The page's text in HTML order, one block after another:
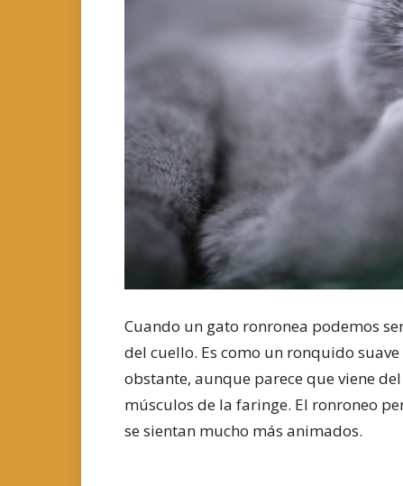
Cuando un gato ronronea podemos
del cuello. Es como un ronquido
obstante, aunque parece que viene
músculos de la faringe. El ronroneo
se sientan mucho más animados.